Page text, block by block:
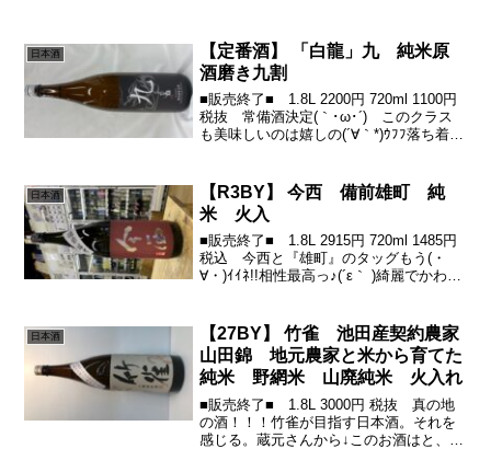
日本酒
【定番酒】 「白龍」九 純米原
酒磨き九割
■販売終了■ 1.8L 2200円 720ml 1100円
税抜 常備酒決定(｀･ω･´)ゞこのクラス
も美味しいのは嬉しの(´∀｀*)ｳﾌﾌ落ち着き
に、今年も応援...
日本酒
【R3BY】 今西 備前雄町 純
米 火入
■販売終了■ 1.8L 2915円 720ml 1485円
税込 今西と『雄町』のタッグもう(・
∀・)ｲｲﾈ!!相性最高っ♪(´ε｀ )綺麗でかわい
人気の「みむ...
日本酒
【27BY】 竹雀 池田産契約農家
山田錦 地元農家と米から育てた
純米 野網米 山廃純米 火入れ
■販売終了■ 1.8L 3000円 税抜 真の地
の酒！！！竹雀が目指す日本酒。それを
感じる。蔵元さんから↓このお酒はと、竹